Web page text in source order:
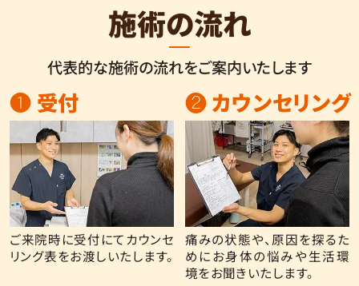
施術の流れ
代表的な施術の流れをご案内いたします
❶ 受付
ご来院時に受付にてカウンセ
リング表をお渡しいたします。
❷ カウンセリング
痛みの状態や、原因を探るた
めにお身体の悩みや生活環
境をお聞きいたします。